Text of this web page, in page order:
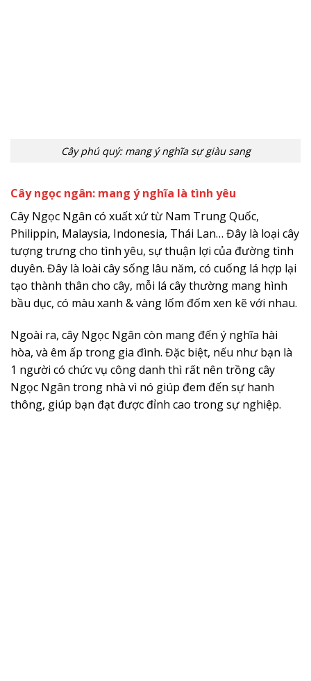
Cây phú quý: mang ý nghĩa sự giàu sang
Cây ngọc ngân: mang ý nghĩa là tình yêu
Cây Ngọc Ngân có xuất xứ từ Nam Trung Quốc,
Philippin, Malaysia, Indonesia, Thái Lan… Đây là loại cây
tượng trưng cho tình yêu, sự thuận lợi của đường tình
duyên. Đây là loài cây sống lâu năm, có cuống lá hợp lại
tạo thành thân cho cây, mỗi lá cây thường mang hình
bầu dục, có màu xanh & vàng lốm đốm xen kẽ với nhau.
Ngoài ra, cây Ngọc Ngân còn mang đến ý nghĩa hài
hòa, và êm ấp trong gia đình. Đặc biệt, nếu như bạn là
1 người có chức vụ công danh thì rất nên trồng cây
Ngọc Ngân trong nhà vì nó giúp đem đến sự hanh
thông, giúp bạn đạt được đỉnh cao trong sự nghiệp.